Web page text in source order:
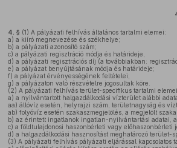
4. § (1) A pályázati felhívás általános tartalmi elemei:
a) a kiíró megnevezése és székhelye;
b) a pályázati azonosító szám;
c) a pályázati regisztráció módja és határideje,
d) a pályázati regisztrációs díj (a továbbiakban:
e) a pályázat benyújtásának módja és határideje;
f) a pályázat érvényességének feltételei;
g) a pályázaton való részvételre jogosultak köre.
(2) A pályázati felhívás terület-specifikus tartalmi
a) a nyilvántartott halgazdálkodási vízterület alábbi
aa) állóvíz esetén, helyrajzi szám, területnagyság és
ab) folyóvíz esetén szakaszmegjelölés, a megjelölt
b) az érintett ingatlanok ingatlan-nyilvántartási adatai,
c) a földtulajdonosi haszonbérleti vagy előhaszonbérleti
d) a halgazdálkodási hasznosítást meghatározó terület-
(3) A pályázati felhívás pályázati eljárással kapcsolatos